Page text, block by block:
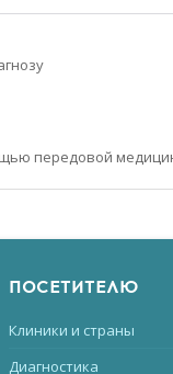
передовой
ПОСЕТИТЕЛЮ
Клиники и страны
Диагностика